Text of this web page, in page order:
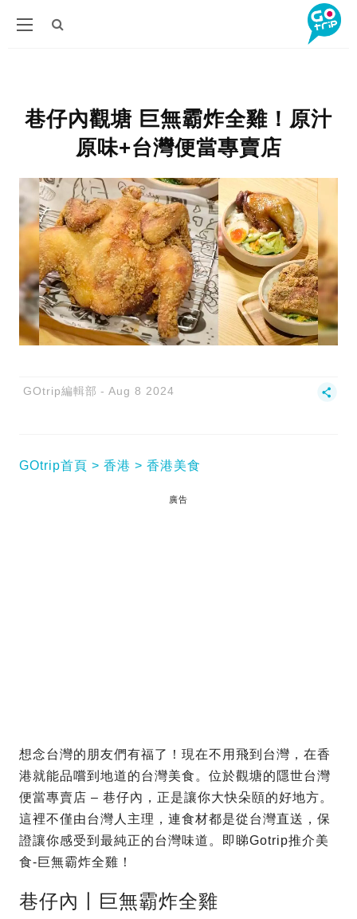
巷仔內觀塘 巨無霸炸全雞！原汁
原味+台灣便當專賣店
GOtrip編輯部 Aug 8 2024
GOtrip首頁 香港 香港美食
廣告
想念台灣的朋友們有福了！現在不用飛到台灣，在香
港就能品嚐到地道的台灣美食。位於觀塘的隱世台灣
便當專賣店 – 巷仔內，正是讓你大快朵頤的好地方。
這裡不僅由台灣人主理，連食材都是從台灣直送，保
證讓你感受到最純正的台灣味道。即睇Gotrip推介美
食-巨無霸炸全雞！
巷仔內〡巨無霸炸全雞